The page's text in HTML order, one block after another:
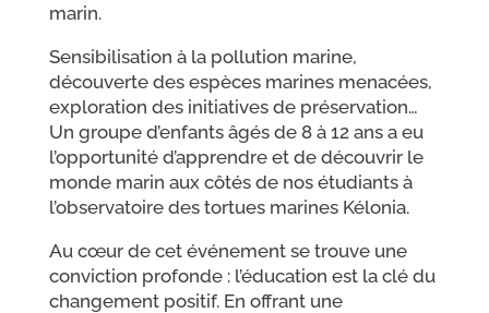
marin.
Sensibilisation à la pollution marine,
découverte des espèces marines menacées,
exploration des initiatives de préservation…
Un groupe d’enfants âgés de 8 à 12 ans a eu
l’opportunité d’apprendre et de découvrir le
monde marin aux côtés de nos étudiants à
l’observatoire des tortues marines Kélonia.
Au cœur de cet événement se trouve une
conviction profonde : l’éducation est la clé du
changement positif. En offrant une